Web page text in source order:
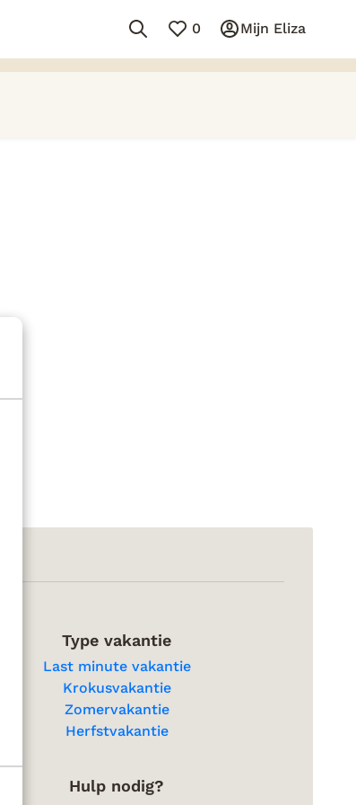
0 Mijn Eliza
Type vakantie
Last minute vakantie
Krokusvakantie
Zomervakantie
Herfstvakantie
Hulp nodig?